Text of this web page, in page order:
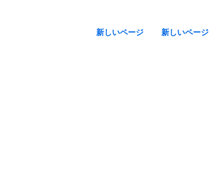
新しいページ 新しいページ